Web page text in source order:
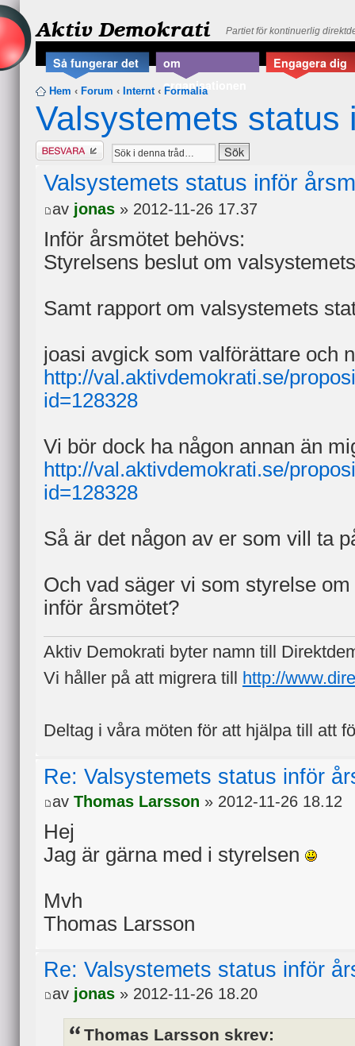
Aktiv Demokrati Partiet för kontinuerlig
Så fungerar det
om
organisationen
Engagera dig
Hem ‹ Forum ‹ Internt ‹ Formalia
Valsystemets status
Besvara
Valsystemets status inför
av jonas » 2012-11-26 17.37
Inför årsmötet behövs:
Styrelsens beslut om
Samt rapport om valsystemets
joasi avgick som valförättare och
http://val.aktivdemokrati.se/
id=128328
Vi bör dock ha någon annan än
http://val.aktivdemokrati.se/
id=128328
Så är det någon av er som vill ta
Och vad säger vi som styrelse
inför årsmötet?
Aktiv Demokrati byter namn till
Vi håller på att migrera till
http://
Deltag i våra möten för att hjälpa till att
Re: Valsystemets status inför
av Thomas Larsson » 2012-11-26 18.12
Hej
Jag är gärna med i styrelsen
Mvh
Thomas Larsson
Re: Valsystemets status inför
av jonas » 2012-11-26 18.20
Thomas Larsson skrev: